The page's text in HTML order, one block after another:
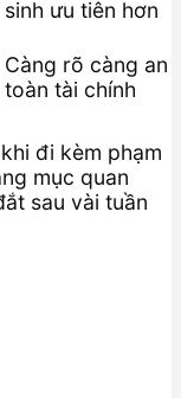
sinh ưu tiên hơn
Càng rõ càng an
toàn tài chính
đi kèm phạm
mục quan
sau vài tuần